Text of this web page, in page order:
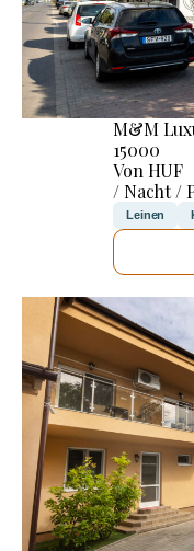
M&M
15000
Von HUF
/ Nacht /
Leinen